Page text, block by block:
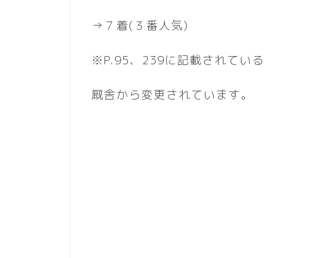
→７着(３番人気)
※P.95、239に記載されている
厩舎から変更されています。